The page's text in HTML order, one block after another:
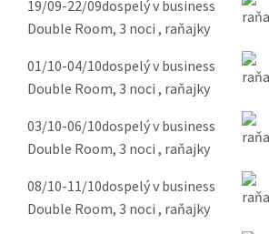
19/09-22/09dospelý v business
Double Room, 3 noci , raňajky
01/10-04/10dospelý v business
Double Room, 3 noci , raňajky
03/10-06/10dospelý v business
Double Room, 3 noci , raňajky
08/10-11/10dospelý v business
Double Room, 3 noci , raňajky